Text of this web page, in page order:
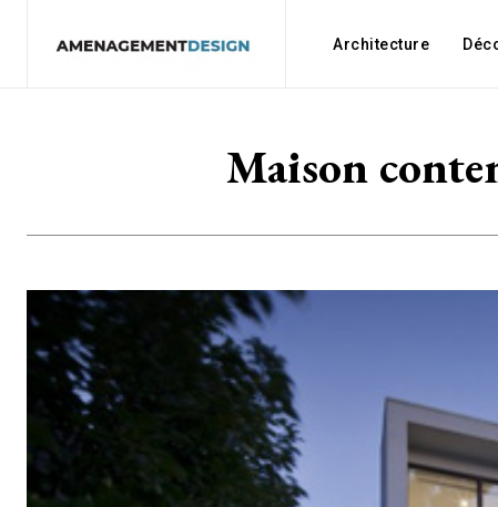
Architecture
Maison